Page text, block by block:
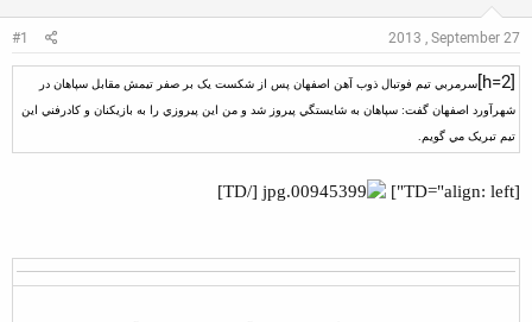
ن
د
ه
م
و
ض
و
ع
2013 , September 27
#1
[h=2]
سرمربي تيم فوتبال ذوب آهن اصفهان پس از شکست يک بر صفر تيمش مقابل سپاهان در
شهرآورد اصفهان گفت: سپاهان به شايستگي پيروز شد و من اين پيروزي را به بازيکنان و کادرفني اين
تيم تبريک مي گويم.
[TD="align: left"]
[/TD]